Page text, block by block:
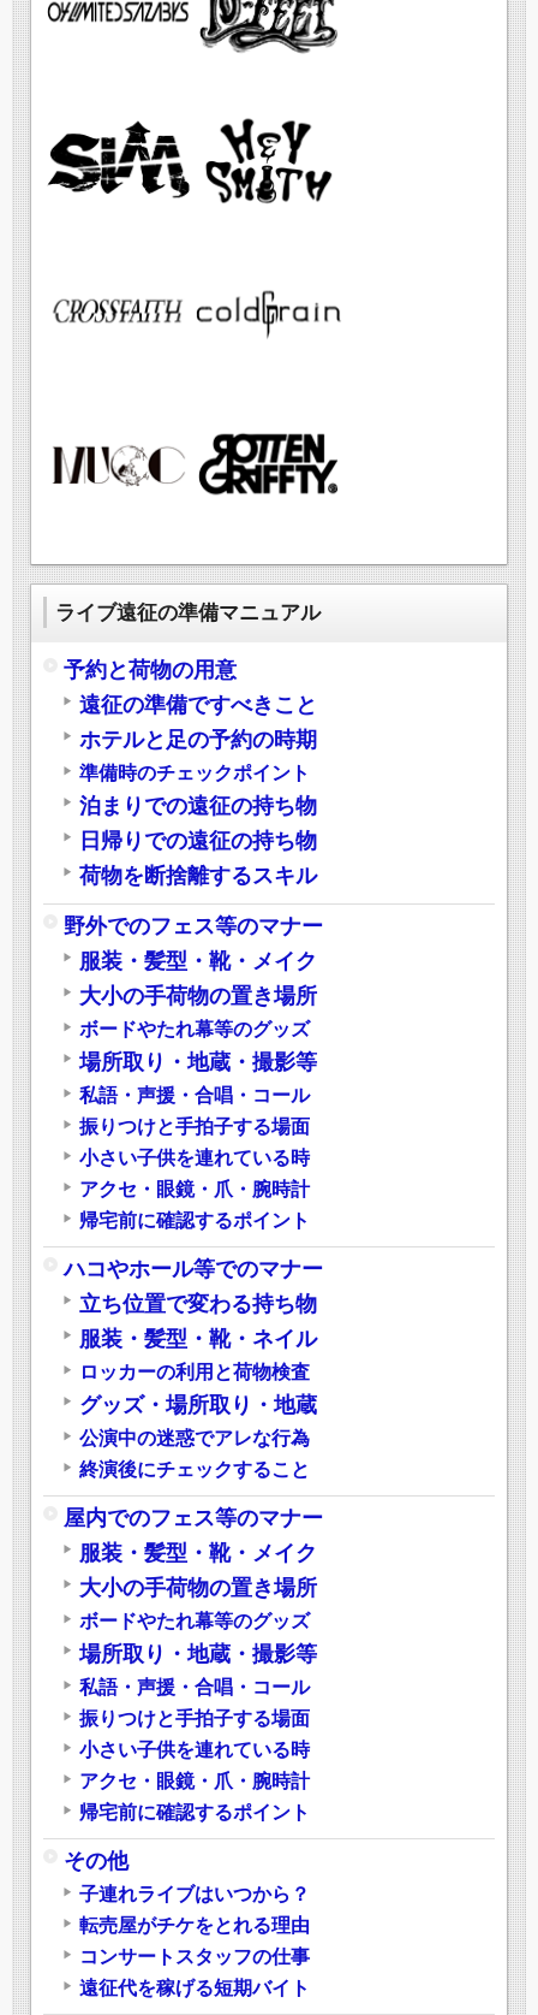
ライブ遠征の準備マニュアル
予約と荷物の用意
遠征の準備ですべきこと
ホテルと足の予約の時期
準備時のチェックポイント
泊まりでの遠征の持ち物
日帰りでの遠征の持ち物
荷物を断捨離するスキル
野外でのフェス等のマナー
服装・髪型・靴・メイク
大小の手荷物の置き場所
ボードやたれ幕等のグッズ
場所取り・地蔵・撮影等
私語・声援・合唱・コール
振りつけと手拍子する場面
小さい子供を連れている時
アクセ・眼鏡・爪・腕時計
帰宅前に確認するポイント
ハコやホール等でのマナー
立ち位置で変わる持ち物
服装・髪型・靴・ネイル
ロッカーの利用と荷物検査
グッズ・場所取り・地蔵
公演中の迷惑でアレな行為
終演後にチェックすること
屋内でのフェス等のマナー
服装・髪型・靴・メイク
大小の手荷物の置き場所
ボードやたれ幕等のグッズ
場所取り・地蔵・撮影等
私語・声援・合唱・コール
振りつけと手拍子する場面
小さい子供を連れている時
アクセ・眼鏡・爪・腕時計
帰宅前に確認するポイント
その他
子連れライブはいつから？
転売屋がチケをとれる理由
コンサートスタッフの仕事
遠征代を稼げる短期バイト